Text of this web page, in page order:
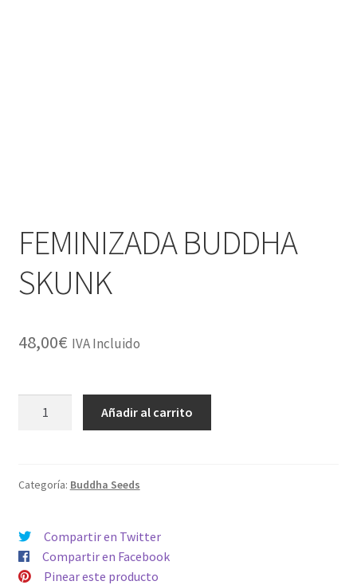
FEMINIZADA BUDDHA
SKUNK
48,00€ IVA Incluido
Añadir al carrito
Categoría: Buddha Seeds
Compartir en Twitter
Compartir en Facebook
Pinear este producto